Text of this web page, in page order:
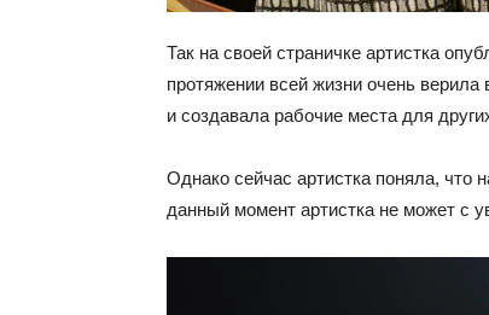
Так на своей страничке артистка
протяжении всей жизни очень
и создавала рабочие места для
Однако сейчас артистка поняла, что
данный момент артистка не может с